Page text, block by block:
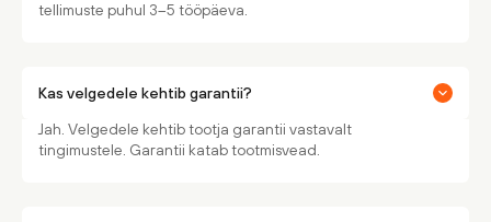
tellimuste puhul 3–5 tööpäeva.
Kas velgedele kehtib garantii?
Jah. Velgedele kehtib tootja garantii vastavalt
tingimustele. Garantii katab tootmisvead.